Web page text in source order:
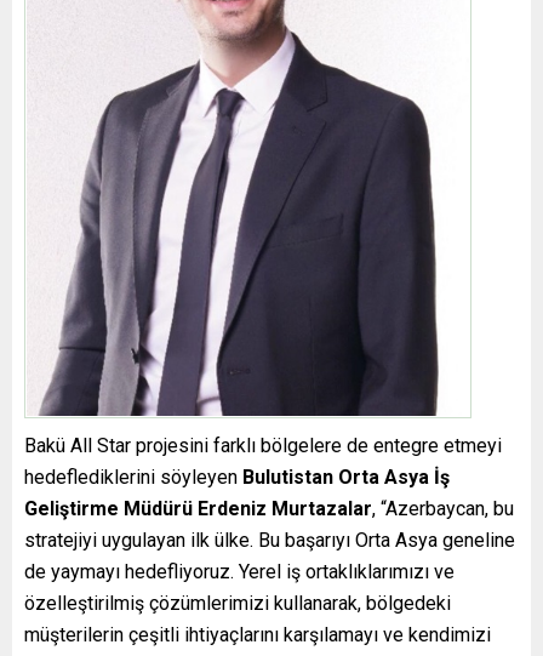
Bakü All Star projesini farklı bölgelere de entegre etmeyi
hedeflediklerini söyleyen Bulutistan Orta Asya İş
Geliştirme Müdürü Erdeniz Murtazalar, “Azerbaycan, bu
stratejiyi uygulayan ilk ülke. Bu başarıyı Orta Asya geneline
de yaymayı hedefliyoruz. Yerel iş ortaklıklarımızı ve
özelleştirilmiş çözümlerimizi kullanarak, bölgedeki
müşterilerin çeşitli ihtiyaçlarını karşılamayı ve kendimizi